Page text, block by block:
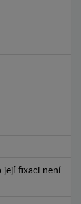
její fixaci není